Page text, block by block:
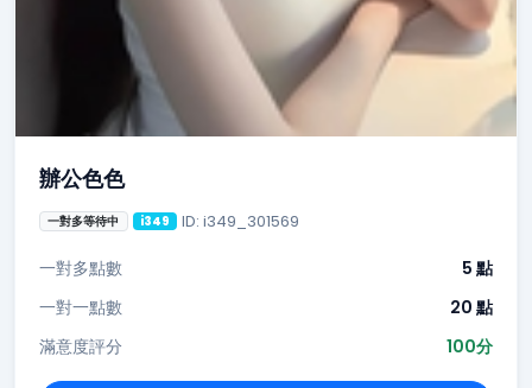
辦公色色
一對多等待中 i349 ID: i349_301569
一對多點數
5 點
一對一點數
20 點
滿意度評分
100分